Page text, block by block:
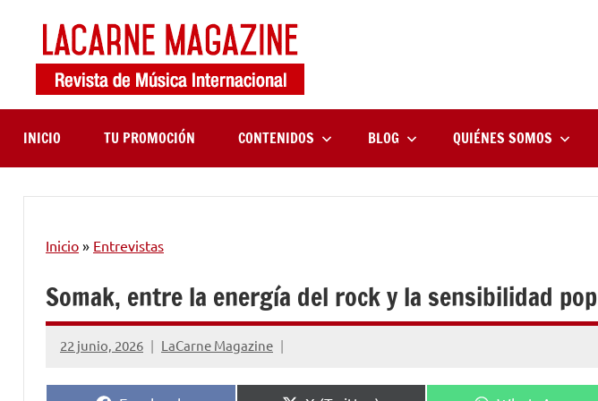
contenido
Magazine
música
internacional
INICIO TU PROMOCIÓN CONTENIDOS BLOG QUIÉNES SOMOS
Inicio » Entrevistas
Somak, entre la energía del rock y la sensibilidad pop
22 junio, 2026 LaCarne Magazine